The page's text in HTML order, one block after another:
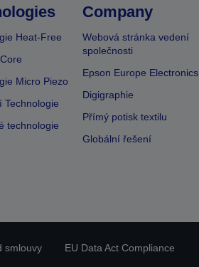
Heat-Free
Micro Piezo
Technologie
technologie
Company
Webová stránka vedení
společnosti
Epson Europe Electronics
Digigraphie
Přímý potisk textilu
Globální řešení
smlouvy
EU Data Act Compliance